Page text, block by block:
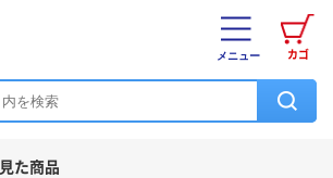
カゴ
メニュー
た商品